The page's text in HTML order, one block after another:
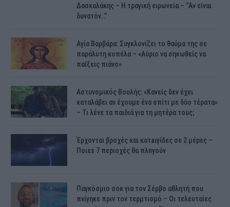
Δασκαλάκης – Η τραγική ειρωνεία – “Αν είναι
δυνατόν…”
Αγία Βαρβάρα: Συγκλονίζει το θαύμα της σε
παράλυτη κοπέλα – «Αύριο να σηκωθείς να
παίξεις πιάνο»
Αστυνομικός Bουλής: «Κανείς δεν έχει
καταλάβει αν έχουμε ένα σπίτι με δύο τέρατα»
– Τι λένε τα παιδιά για τη μητέρα τους;
Έρχονται βροχές και κατaιγίδες σε 2 μέpες –
Ποιεs 7 πεpιοχές θα πλnγούν
Παγκόσμιο σοκ για τον Σέρβο αθλητή που
πνίγηκε πριν τον τερμτισμό – Οι τελευταίες